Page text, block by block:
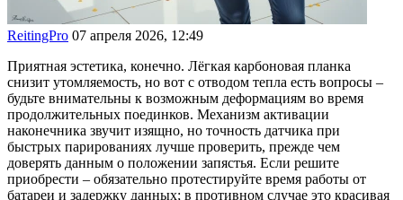
ReitingPro 07 апреля 2026, 12:49
Приятная эстетика, конечно. Лёгкая карбоновая планка
снизит утомляемость, но вот с отводом тепла есть вопросы –
будьте внимательны к возможным деформациям во время
продолжительных поединков. Механизм активации
наконечника звучит изящно, но точность датчика при
быстрых парированиях лучше проверить, прежде чем
доверять данным о положении запястья. Если решите
приобрести – обязательно протестируйте время работы от
батареи и задержку данных; в противном случае это красивая